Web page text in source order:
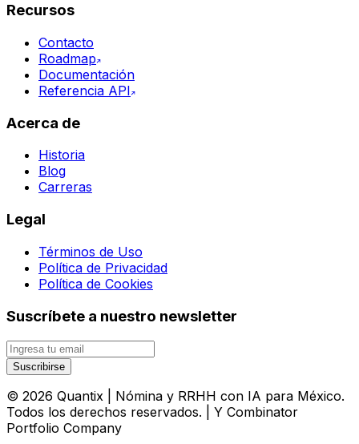
Recursos
Contacto
Roadmap
Documentación
Referencia API
Acerca de
Historia
Blog
Carreras
Legal
Términos de Uso
Política de Privacidad
Política de Cookies
Suscríbete a nuestro newsletter
Suscribirse
© 2026 Quantix | Nómina y RRHH con IA para México.
Todos los derechos reservados. | Y Combinator
Portfolio Company